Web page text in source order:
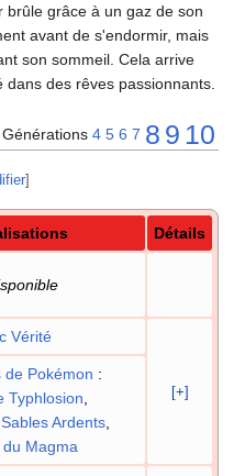
brûle grâce à un gaz de son
avant de s'endormir, mais
son sommeil. Cela arrive
des rêves passionnants.
Générations 4 5 6 7 8 9 10
]
Détails
Vérité
[+]
de Pokémon :
Typhlosion,
Ardents,
Magma